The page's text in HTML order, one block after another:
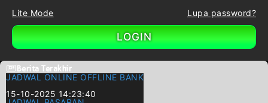
Lite Mode Lupa password?
LOGIN
Berita Terakhir
JADWAL ONLINE OFFLINE BANK
15-10-2025 14:23:40